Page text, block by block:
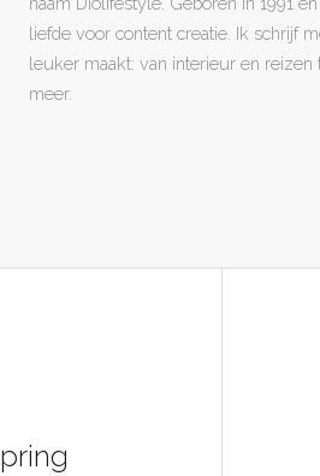
liefde voor content creatie. Ik schrijf
leuker maakt: van interieur en
meer.